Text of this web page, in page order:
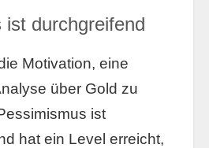
ist durchgreifend
Motivation, eine
über Gold zu
ist
hat ein Level erreicht,